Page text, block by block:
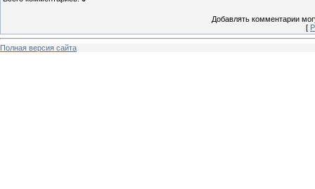
Добавлять комментарии
[
Полная версия сайта